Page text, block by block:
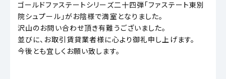
ゴールドファステートシリーズ二十四弾「ファステート東別
院シュプール」がお陰様で満室となりました。
沢山のお問い合わせ頂き有難うございました。
並びに、お取引賃貸業者様に心より御礼申し上げます。
今後とも宜しくお願い致します。